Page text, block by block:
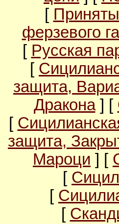
[
ферзевого
[ Русская
[
защита,
Дракона] [
[
защита,
Мароци ] [
[
[
[